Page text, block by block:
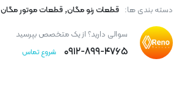
دسته بندی ها: قطعات رنو مگان,قطعات موتور مگان
سوالی دارید؟ از یک متخصص بپرسید
۰۹۱۲-۸۹۹-۴۷۶۵ شروع تماس